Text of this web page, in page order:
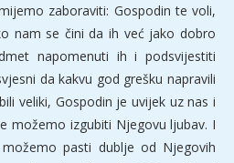
zaboraviti: Gospodin te voli,
nam se čini da ih već jako dobro
napomenuti ih i podsvijestiti
da kakvu god grešku napravili
veliki, Gospodin je uvijek uz nas i
možemo izgubiti Njegovu ljubav. I
pasti dublje od Njegovih